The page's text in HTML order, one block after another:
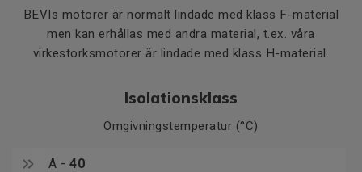
BEVIs motorer är normalt lindade med klass F-material
men kan erhållas med andra material, t.ex. våra
virkestorksmotorer är lindade med klass H-material.
Isolationsklass
Omgivningstemperatur (°C)
A - 40